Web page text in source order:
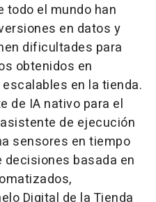
todo el mundo han
en datos y
dificultades para
obtenidos en
en la tienda.
de IA nativo para el
de ejecución
sensores en tiempo
decisiones basada en
Digital de la Tienda